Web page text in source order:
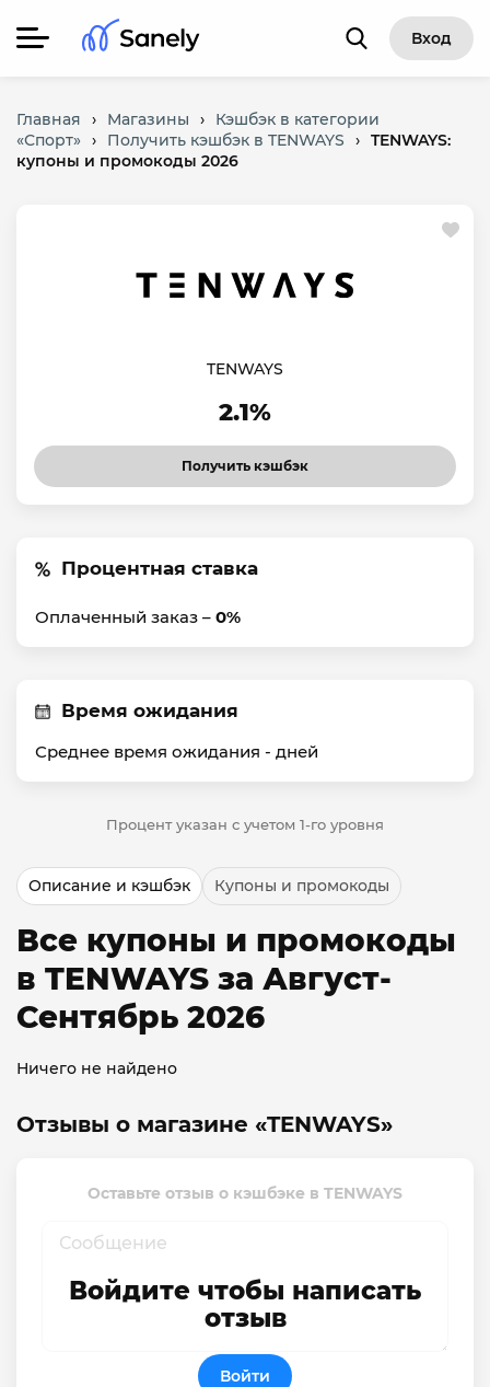
Вход
Главная › Магазины ›
Кэшбэк в категории
«Спорт» › Получить кэшбэк в TENWAYS › TENWAYS:
купоны и промокоды 2026
TENWAYS
2.1%
Получить кэшбэк
Процентная ставка
Оплаченный заказ – 0%
Время ожидания
Среднее время ожидания - дней
Процент указан с учетом 1-го уровня
Описание и кэшбэк Купоны и промокоды
Все купоны и промокоды
в TENWAYS за Август-
Сентябрь 2026
Ничего не найдено
Отзывы о магазине «TENWAYS»
Оставьте отзыв о кэшбэке в TENWAYS
Войдите чтобы написать
отзыв
Войти